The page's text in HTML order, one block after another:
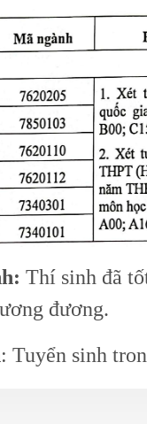
Thí sinh đã
đương.
: Tuyển sinh